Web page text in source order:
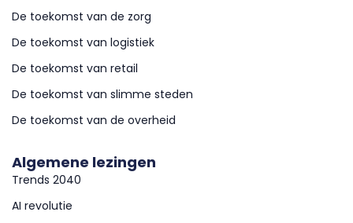
Algemene lezingen
Trends 2040
AI revolutie
De toekomst van de zorg
De toekomst van logistiek
De toekomst van retail
De toekomst van slimme steden
De toekomst van de overheid